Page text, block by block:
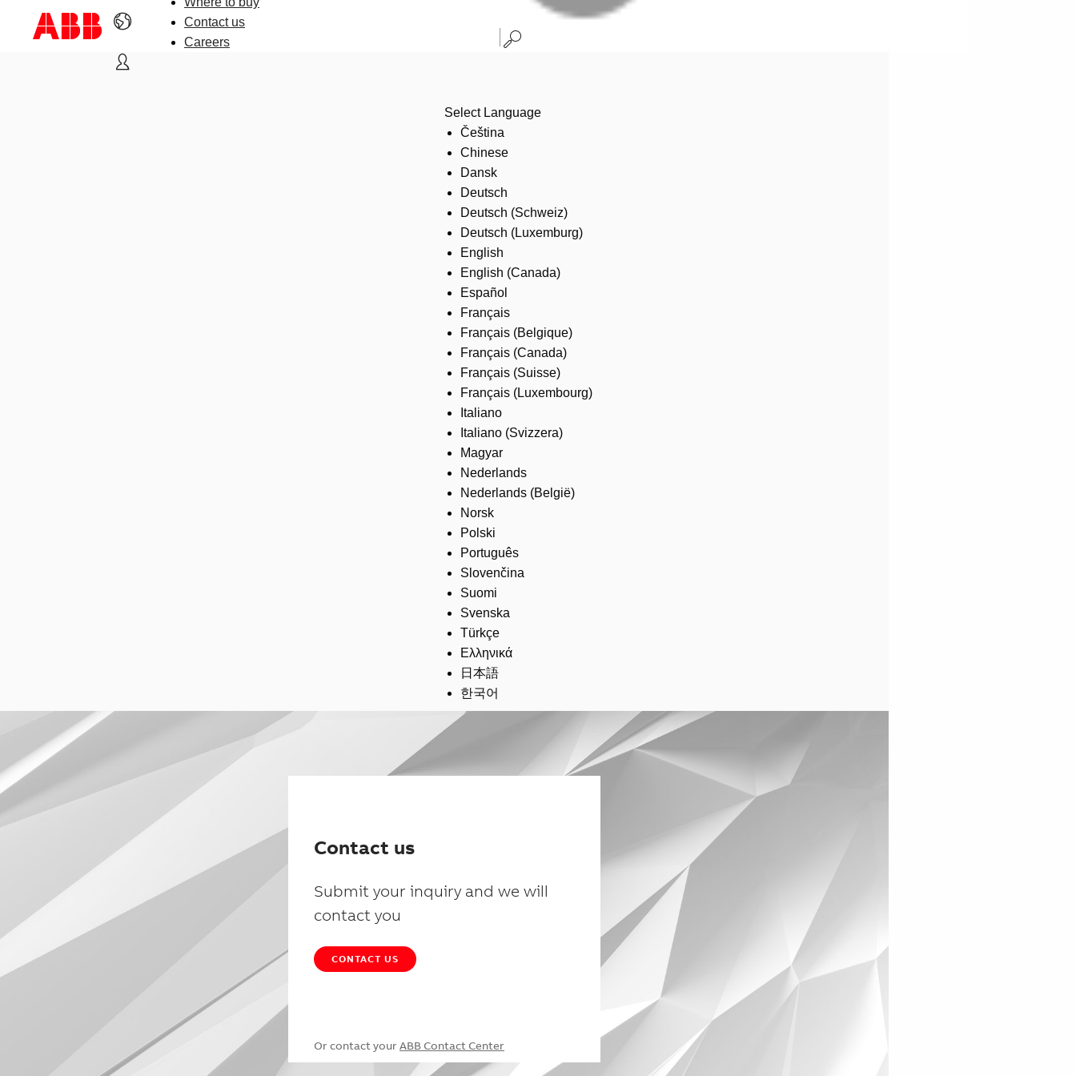
Contact us
Careers
Select Language
Čeština
Chinese
Dansk
Deutsch
Deutsch (Schweiz)
Deutsch (Luxemburg)
English
English (Canada)
Español
Français
Français (Belgique)
Français (Canada)
Français (Suisse)
Français (Luxembourg)
Italiano
Italiano (Svizzera)
Magyar
Nederlands
Nederlands (België)
Norsk
Polski
Português
Slovenčina
Suomi
Svenska
Türkçe
Ελληνικά
日本語
한국어
Contact us
Submit your inquiry and we will
contact you
CONTACT US
Or contact your ABB Contact Center